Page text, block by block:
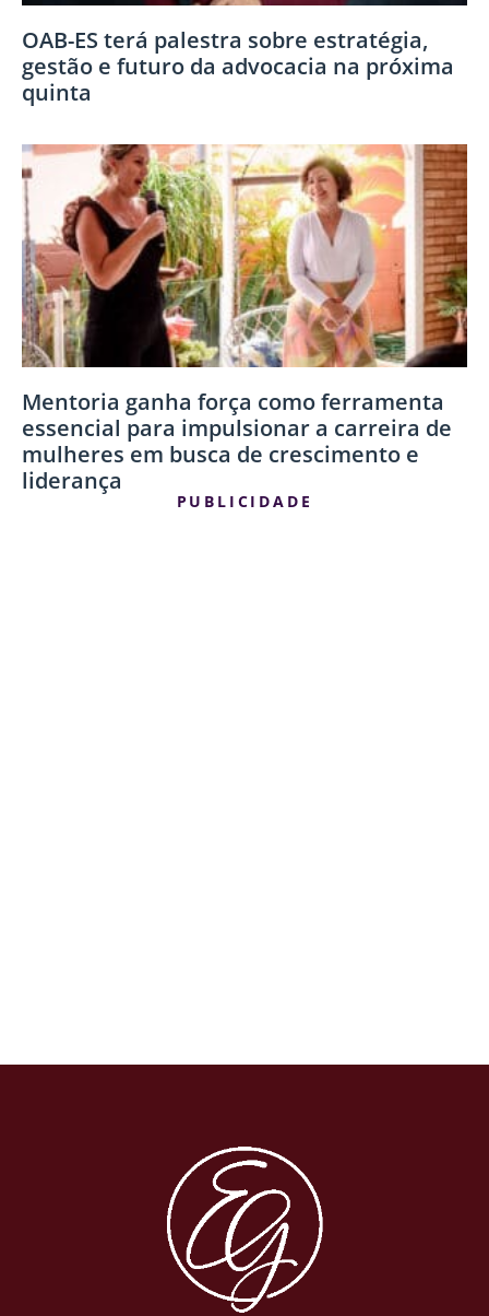
OAB-ES terá palestra sobre estratégia,
gestão e futuro da advocacia na próxima
quinta
Mentoria ganha força como ferramenta
essencial para impulsionar a carreira de
mulheres em busca de crescimento e
liderança
PUBLICIDADE